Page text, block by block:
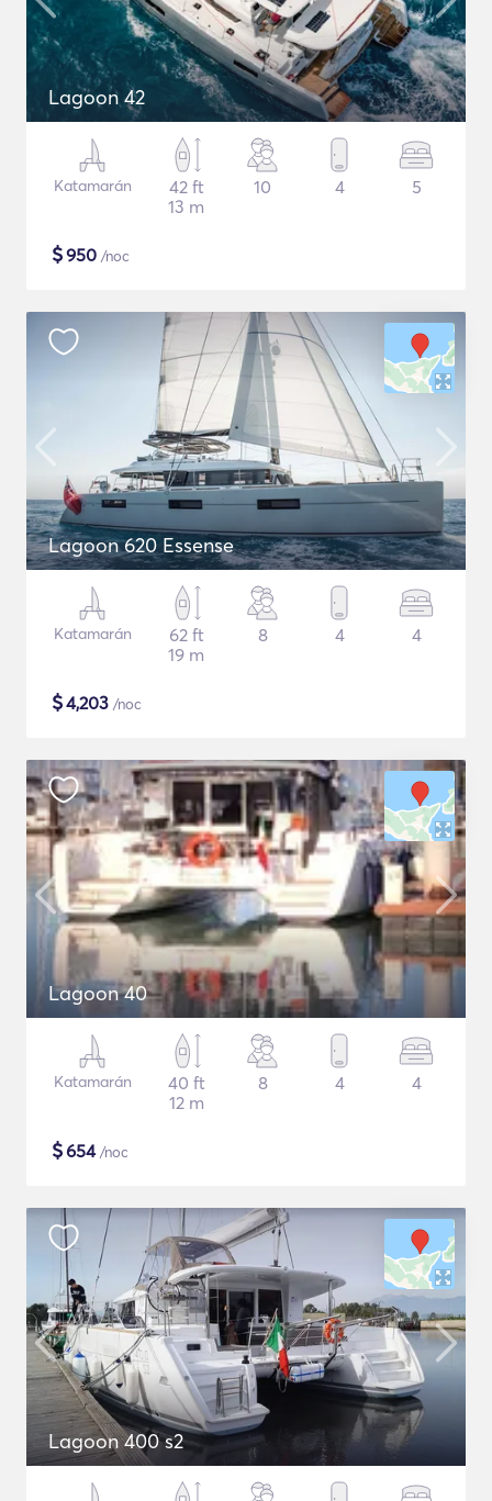
Lagoon 42
Katamarán
42 ft
13 m
10 4 5
$950 /noc
Lagoon 620 Essense
Katamarán
62 ft
19 m
8 4 4
$4,203 /noc
Lagoon 40
Katamarán
40 ft
12 m
8 4 4
$654/noc
Lagoon 400 s2